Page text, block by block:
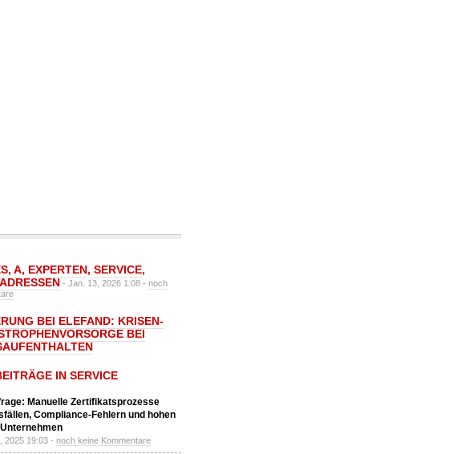
, A, EXPERTEN, SERVICE,
- Jan. 13, 2026 1:08 - noch
BEI ELEFAND: KRISEN-
BEI
IN SERVICE
Manuelle Zertifikatsprozesse
Compliance-Fehlern und hohen
2025 19:03 - noch keine Kommentare